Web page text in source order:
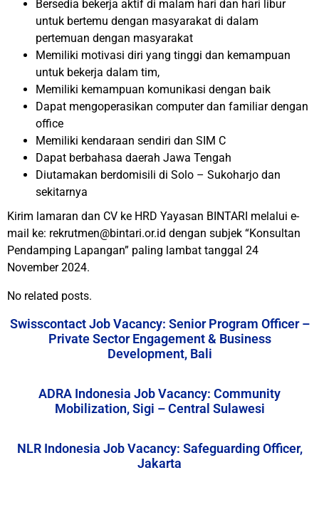
Bersedia bekerja aktif di malam hari dan hari libur
untuk bertemu dengan masyarakat di dalam
pertemuan dengan masyarakat
Memiliki motivasi diri yang tinggi dan kemampuan
untuk bekerja dalam tim,
Memiliki kemampuan komunikasi dengan baik
Dapat mengoperasikan computer dan familiar dengan
office
Memiliki kendaraan sendiri dan SIM C
Dapat berbahasa daerah Jawa Tengah
Diutamakan berdomisili di Solo – Sukoharjo dan
sekitarnya
Kirim lamaran dan CV ke HRD Yayasan BINTARI melalui e-
mail ke: rekrutmen@bintari.or.id dengan subjek “Konsultan
Pendamping Lapangan” paling lambat tanggal 24
November 2024.
No related posts.
Swisscontact Job Vacancy: Senior Program Officer –
Private Sector Engagement & Business
Development, Bali
ADRA Indonesia Job Vacancy: Community
Mobilization, Sigi – Central Sulawesi
NLR Indonesia Job Vacancy: Safeguarding Officer,
Jakarta